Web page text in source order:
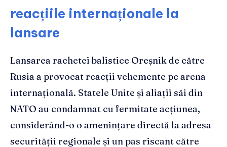
reacțiile internaționale la
lansare
Lansarea rachetei balistice Oreșnik de către
Rusia a provocat reacții vehemente pe arena
internațională. Statele Unite și aliații săi din
NATO au condamnat cu fermitate acțiunea,
considerând-o o amenințare directă la adresa
securității regionale și un pas riscant către